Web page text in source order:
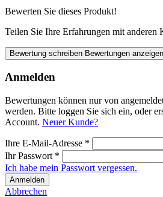
Bewerten Sie dieses Produkt!
Teilen Sie Ihre Erfahrungen mit anderen
Bewertung schreiben Bewertungen anzeigen
Anmelden
Bewertungen können nur von
werden. Bitte loggen Sie sich ein, oder
Account. Neuer Kunde?
Ihre E-Mail-Adresse *
Ihr Passwort *
Ich habe mein Passwort vergessen.
Anmelden
Abbrechen